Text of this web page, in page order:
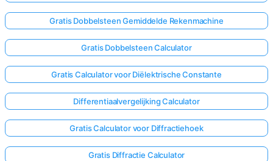
Gratis Dobbelsteen Gemiddelde Rekenmachine
Gratis Dobbelsteen Calculator
Gratis Calculator voor Diëlektrische Constante
Differentiaalvergelijking Calculator
Gratis Calculator voor Diffractiehoek
Gratis Diffractie Calculator